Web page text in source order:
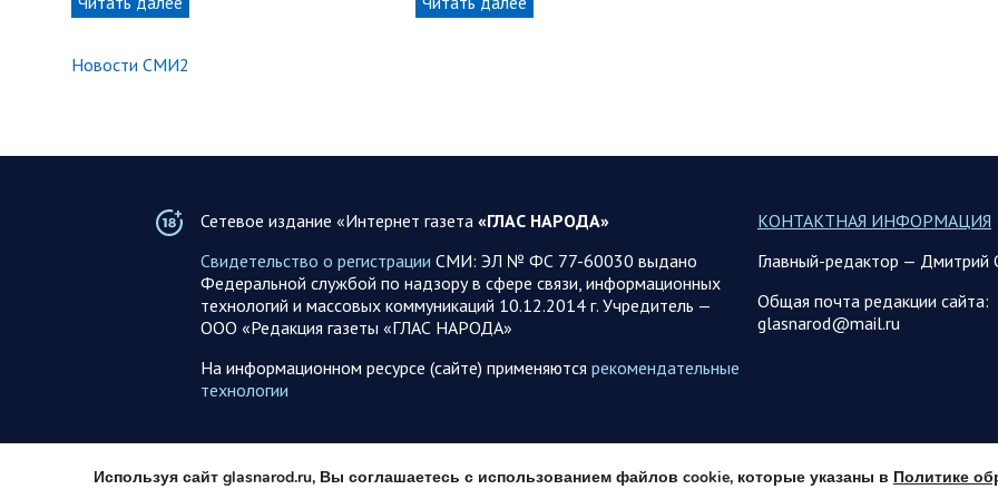
Новости СМИ2
Сетевое издание «Интернет газета «ГЛАС НАРОДА»
Свидетельство о регистрации СМИ: ЭЛ № ФС 77-60030 выдано
Федеральной службой по надзору в сфере связи, информационных
технологий и массовых коммуникаций 10.12.2014 г. Учредитель —
ООО «Редакция газеты «ГЛАС НАРОДА»
На информационном ресурсе (сайте) применяются рекомендательные
технологии
КОНТАКТНАЯ ИНФОРМАЦИЯ
Главный-редактор — Дмитрий
Общая почта редакции сайта:
glasnarod@mail.ru
© 2013 - 2026
Используя сайт glasnarod.ru, Вы соглашаетесь с использованием файлов cookie, которые указаны в Политике